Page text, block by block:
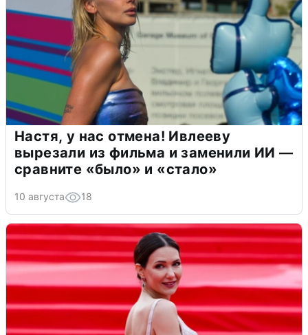
Настя, у нас отмена! Ивлееву
вырезали из фильма и заменили ИИ —
сравните «было» и «стало»
10 августа 18